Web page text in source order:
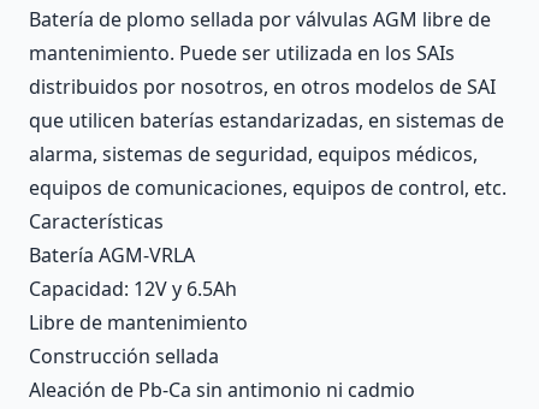
Batería de plomo sellada por válvulas AGM libre de
mantenimiento. Puede ser utilizada en los SAIs
distribuidos por nosotros, en otros modelos de SAI
que utilicen baterías estandarizadas, en sistemas de
alarma, sistemas de seguridad, equipos médicos,
equipos de comunicaciones, equipos de control, etc.
Características
Batería AGM-VRLA
Capacidad: 12V y 6.5Ah
Libre de mantenimiento
Construcción sellada
Aleación de Pb-Ca sin antimonio ni cadmio